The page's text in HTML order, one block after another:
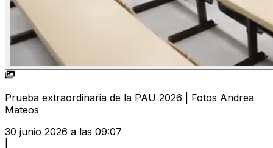
Prueba extraordinaria de la PAU 2026 | Fotos Andrea
Mateos
30 junio 2026 a las 09:07